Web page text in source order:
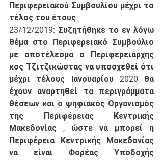
Περιφερειακού Συμβουλίου μέχρι το
τέλος του έτους
23/12/2019: Συζητήθηκε το εν λόγω
θέμα στο Περιφερειακό Συμβούλιο
με αποτέλεσμα ο Περιφερειάρχης
κος Τζιτζικώστας να υποσχεθεί ότι
μέχρι τέλους Ιανουαρίου 2020 θα
έχουν αναρτηθεί τα περιγράμματα
θέσεων και ο ψηφιακός Οργανισμός
της Περιφέρειας Κεντρικής
Μακεδονίας , ώστε να μπορεί η
Περιφέρεια Κεντρικής Μακεδονίας
να είναι Φορέας Υποδοχής